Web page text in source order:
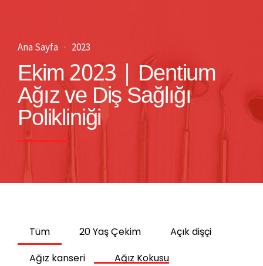
Ana Sayfa 2023
Ekim 2023 | Dentium
Ağız ve Diş Sağlığı
Polikliniği
Tüm 20 Yaş Çekim
Açık dişçi
Ağız kanseri
Ağız Kokusu